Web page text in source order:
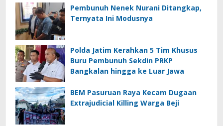
Pembunuh Nenek Nurani Ditangkap,
Ternyata Ini Modusnya
Polda Jatim Kerahkan 5 Tim Khusus
Buru Pembunuh Sekdin PRKP
Bangkalan hingga ke Luar Jawa
BEM Pasuruan Raya Kecam Dugaan
Extrajudicial Killing Warga Beji